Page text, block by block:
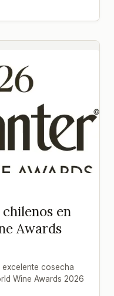
en
Awards
cosecha
Wine Awards 2026